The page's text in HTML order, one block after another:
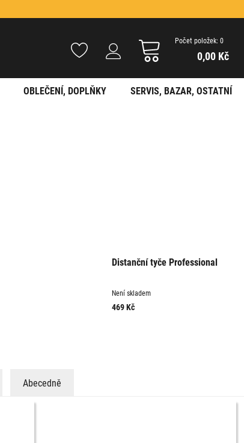
Počet položek: 0
0,00 Kč
OBLEČENÍ, DOPLŇKY SERVIS, BAZAR, OSTATNÍ
Distanční tyče Professional
Není skladem
469Kč
Abecedně